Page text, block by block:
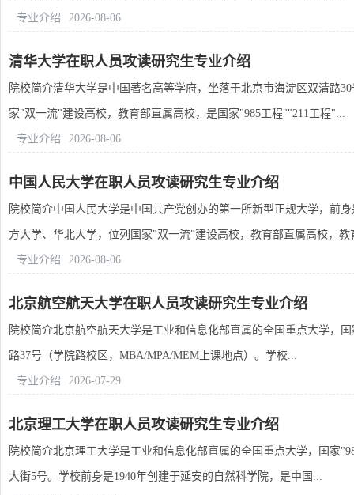
专业介绍 2026-08-06
清华大学在职人员攻读研究生专业介绍
院校简介清华大学是中国著名高等学府，坐落于北京市海淀区双清路
家"双一流"建设高校，教育部直属高校，是国家"985工程""211工程"...
专业介绍 2026-08-06
中国人民大学在职人员攻读研究生专业介绍
院校简介中国人民大学是中国共产党创办的第一所新型正规大学，前
方大学、华北大学，位列国家"双一流"建设高校，教育部直属高校，教
专业介绍 2026-08-06
北京航空航天大学在职人员攻读研究生专业介绍
院校简介北京航空航天大学是工业和信息化部直属的全国重点大学，
路37号（学院路校区，MBA/MPA/MEM上课地点）。学校...
专业介绍 2026-07-29
北京理工大学在职人员攻读研究生专业介绍
院校简介北京理工大学是工业和信息化部直属的全国重点大学，国家
大街5号。学校前身是1940年创建于延安的自然科学院，是中国...